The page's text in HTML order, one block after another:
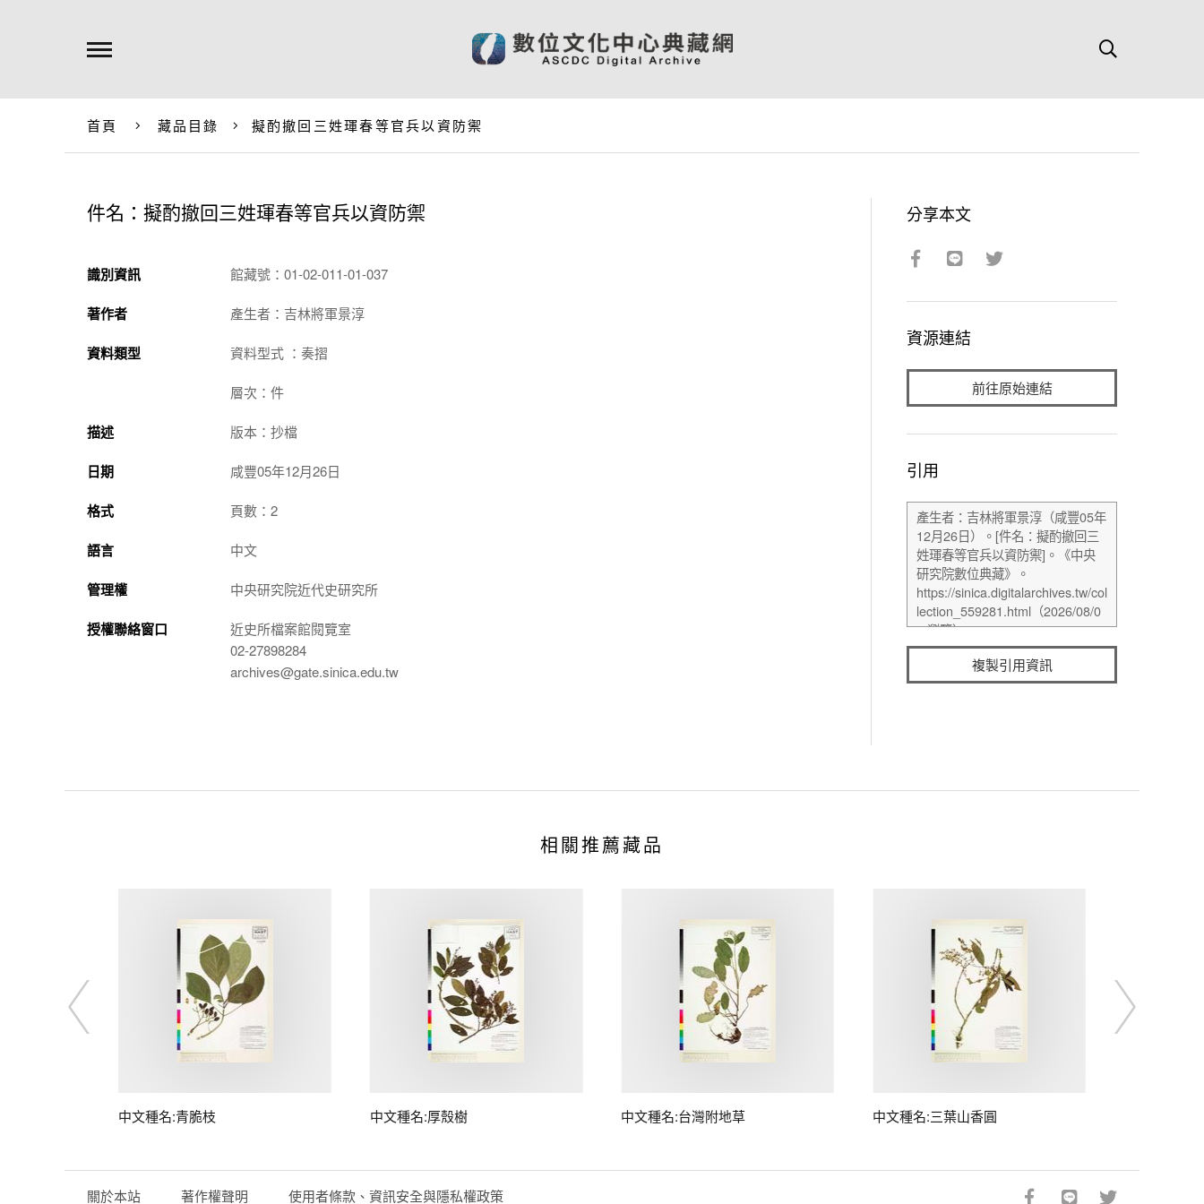
首頁 藏品目錄 擬酌撤回三姓琿春等官兵以資防禦
件名：擬酌撤回三姓琿春等官兵以資防禦
識別資訊 館藏號：01-02-011-01-037
著作者 產生者：吉林將軍景淳
資料類型 資料型式 ：奏摺
層次：件
描述 版本：抄檔
日期 咸豐05年12月26日
格式 頁數：2
語言 中文
管理權 中央研究院近代史研究所
授權聯絡窗口
近史所檔案館閱覽室
02-27898284
archives@gate.sinica.edu.tw
分享本文
資源連結
前往原始連結
引用
複製引用資訊
相關推薦藏品
中文種名:青脆枝 中文種名:厚殼樹 中文種名:台灣附地草 中文種名:三葉山香圓
關於本站 著作權聲明 使用者條款、資訊安全與隱私權政策